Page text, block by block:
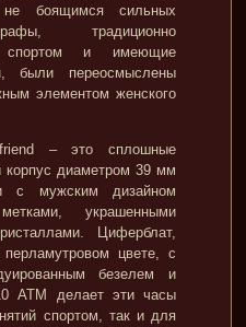
боящимся сильных
традиционно
спортом и имеющие
были переосмыслены
элементом женского
– это сплошные
корпус диаметром 39 мм
с мужским дизайном
украшенными
Циферблат,
цвете, с
безелем и
АТМ делает эти часы
спортом, так и для